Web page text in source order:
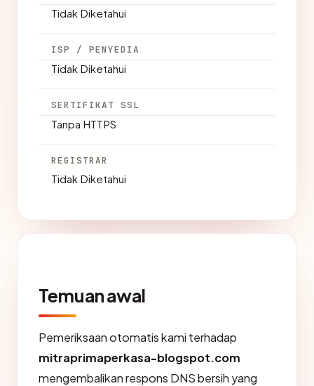
Tidak Diketahui
ISP / PENYEDIA
Tidak Diketahui
SERTIFIKAT SSL
Tanpa HTTPS
REGISTRAR
Tidak Diketahui
Temuan awal
Pemeriksaan otomatis kami terhadap
mitraprimaperkasa-blogspot.com
mengembalikan respons DNS bersih yang